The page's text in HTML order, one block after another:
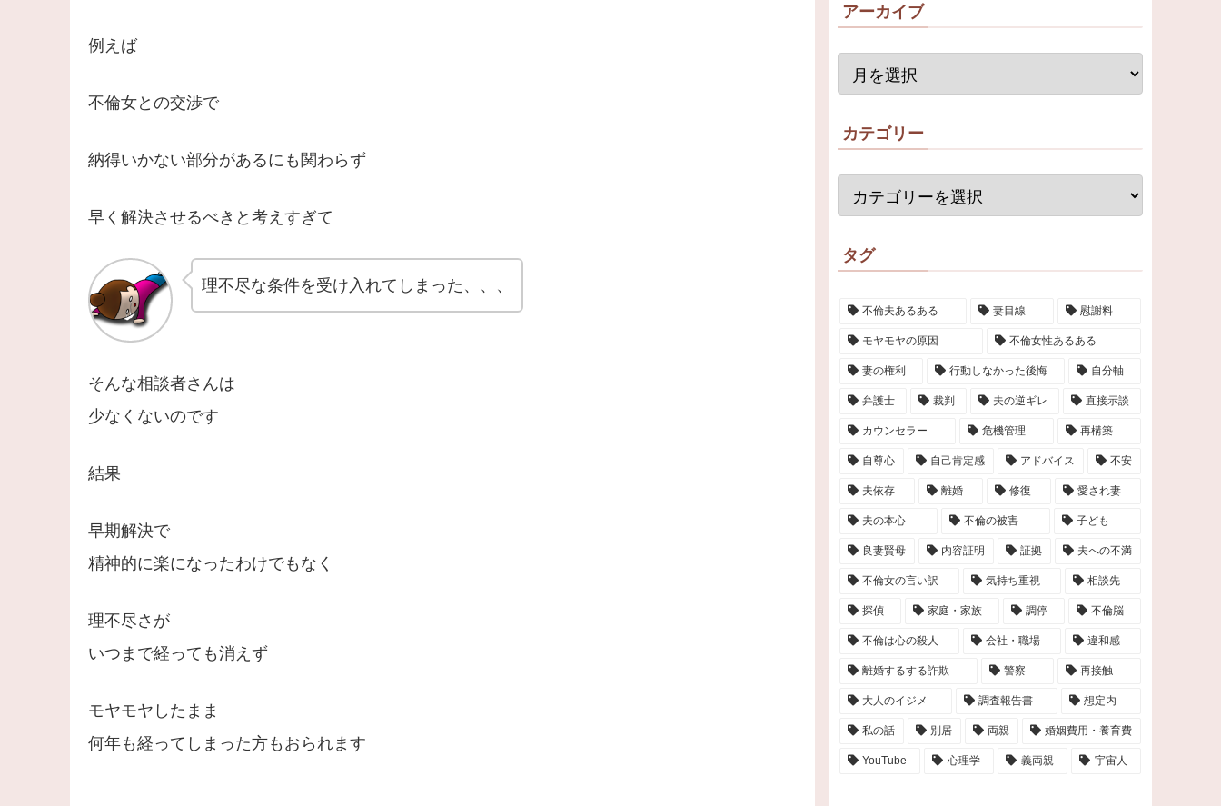
例えば
不倫女との交渉で
納得いかない部分があるにも関わらず
早く解決させるべきと考えすぎて
理不尽な条件を受け入れてしまった、、、
そんな相談者さんは
少なくないのです
結果
早期解決で
精神的に楽になったわけでもなく
理不尽さが
いつまで経っても消えず
モヤモヤしたまま
何年も経ってしまった方もおられます
アーカイブ
カテゴリー
タグ
不倫夫あるある 妻目線 慰謝料
モヤモヤの原因 不倫女性あるある
妻の権利 行動しなかった後悔 自分軸
弁護士 裁判 夫の逆ギレ 直接示談
カウンセラー 危機管理 再構築
自尊心 自己肯定感 アドバイス 不安
夫依存 離婚 修復 愛され妻
夫の本心 不倫の被害 子ども
良妻賢母 内容証明 証拠 夫への不満
不倫女の言い訳 気持ち重視 相談先
探偵 家庭・家族 調停 不倫脳
不倫は心の殺人 会社・職場 違和感
離婚するする詐欺 警察 再接触
大人のイジメ 調査報告書 想定内
私の話 別居 両親 婚姻費用・養育費
YouTube 心理学 義両親 宇宙人